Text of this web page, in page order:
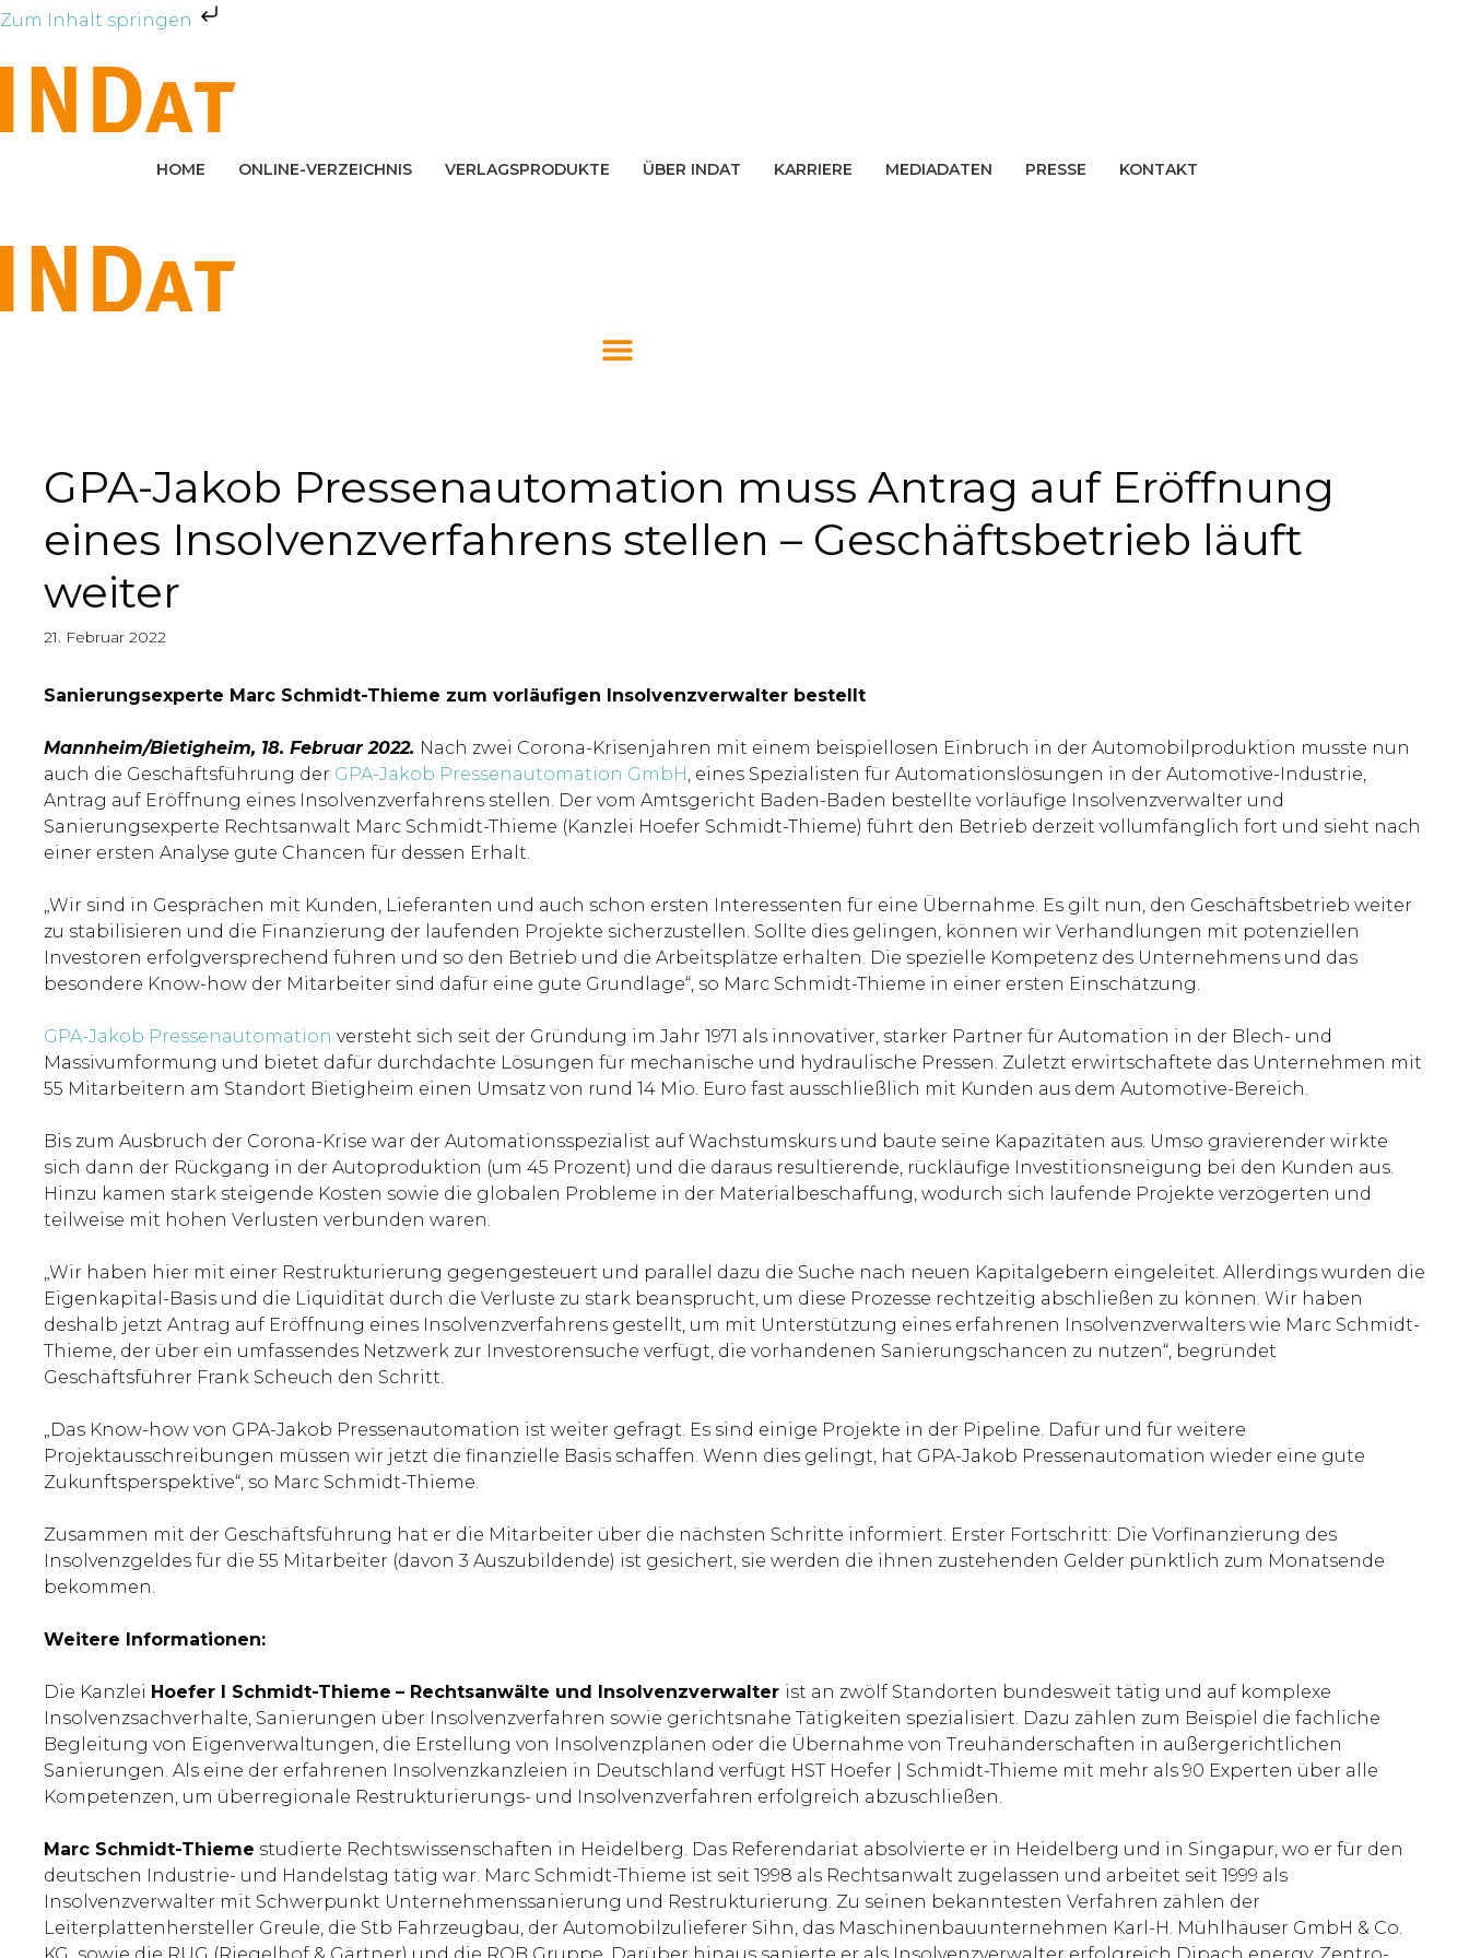
Zum Inhalt springen
Inhalt
springen
HOME ONLINE-VERZEICHNIS VERLAGSPRODUKTE ÜBER INDAT KARRIERE MEDIADATEN PRESSE KONTAKT
GPA-Jakob Pressenautomation muss Antrag auf Eröffnung
eines Insolvenzverfahrens stellen – Geschäftsbetrieb läuft
weiter
21. Februar 2022
Sanierungsexperte Marc Schmidt-Thieme zum vorläufigen Insolvenzverwalter bestellt
Mannheim/Bietigheim, 18. Februar 2022. Nach zwei Corona-Krisenjahren mit einem beispiellosen Einbruch in der Automobilproduktion musste nun
auch die Geschäftsführung der GPA-Jakob Pressenautomation GmbH , eines Spezialisten für Automationslösungen in der Automotive-Industrie,
Antrag auf Eröffnung eines Insolvenzverfahrens stellen. Der vom Amtsgericht Baden-Baden bestellte vorläufige Insolvenzverwalter und
Sanierungsexperte Rechtsanwalt Marc Schmidt-Thieme (Kanzlei Hoefer Schmidt-Thieme) führt den Betrieb derzeit vollumfänglich fort und sieht nach
einer ersten Analyse gute Chancen für dessen Erhalt.
„Wir sind in Gesprächen mit Kunden, Lieferanten und auch schon ersten Interessenten für eine Übernahme. Es gilt nun, den Geschäftsbetrieb weiter
zu stabilisieren und die Finanzierung der laufenden Projekte sicherzustellen. Sollte dies gelingen, können wir Verhandlungen mit potenziellen
Investoren erfolgversprechend führen und so den Betrieb und die Arbeitsplätze erhalten. Die spezielle Kompetenz des Unternehmens und das
besondere Know-how der Mitarbeiter sind dafür eine gute Grundlage“, so Marc Schmidt-Thieme in einer ersten Einschätzung.
GPA-Jakob Pressenautomation versteht sich seit der Gründung im Jahr 1971 als innovativer, starker Partner für Automation in der Blech- und
Massivumformung und bietet dafür durchdachte Lösungen für mechanische und hydraulische Pressen. Zuletzt erwirtschaftete das Unternehmen mit
55 Mitarbeitern am Standort Bietigheim einen Umsatz von rund 14 Mio. Euro fast ausschließlich mit Kunden aus dem Automotive-Bereich.
Bis zum Ausbruch der Corona-Krise war der Automationsspezialist auf Wachstumskurs und baute seine Kapazitäten aus. Umso gravierender wirkte
sich dann der Rückgang in der Autoproduktion (um 45 Prozent) und die daraus resultierende, rückläufige Investitionsneigung bei den Kunden aus.
Hinzu kamen stark steigende Kosten sowie die globalen Probleme in der Materialbeschaffung, wodurch sich laufende Projekte verzögerten und
teilweise mit hohen Verlusten verbunden waren.
„Wir haben hier mit einer Restrukturierung gegengesteuert und parallel dazu die Suche nach neuen Kapitalgebern eingeleitet. Allerdings wurden die
Eigenkapital-Basis und die Liquidität durch die Verluste zu stark beansprucht, um diese Prozesse rechtzeitig abschließen zu können. Wir haben
deshalb jetzt Antrag auf Eröffnung eines Insolvenzverfahrens gestellt, um mit Unterstützung eines erfahrenen Insolvenzverwalters wie Marc Schmidt-
Thieme, der über ein umfassendes Netzwerk zur Investorensuche verfügt, die vorhandenen Sanierungschancen zu nutzen“, begründet
Geschäftsführer Frank Scheuch den Schritt.
„Das Know-how von GPA-Jakob Pressenautomation ist weiter gefragt. Es sind einige Projekte in der Pipeline. Dafür und für weitere
Projektausschreibungen müssen wir jetzt die finanzielle Basis schaffen. Wenn dies gelingt, hat GPA-Jakob Pressenautomation wieder eine gute
Zukunftsperspektive“, so Marc Schmidt-Thieme.
Zusammen mit der Geschäftsführung hat er die Mitarbeiter über die nächsten Schritte informiert. Erster Fortschritt: Die Vorfinanzierung des
Insolvenzgeldes für die 55 Mitarbeiter (davon 3 Auszubildende) ist gesichert, sie werden die ihnen zustehenden Gelder pünktlich zum Monatsende
bekommen.
Weitere Informationen:
Die Kanzlei Hoefer I Schmidt-Thieme – Rechtsanwälte und Insolvenzverwalter ist an zwölf Standorten bundesweit tätig und auf komplexe
Insolvenzsachverhalte, Sanierungen über Insolvenzverfahren sowie gerichtsnahe Tätigkeiten spezialisiert. Dazu zählen zum Beispiel die fachliche
Begleitung von Eigenverwaltungen, die Erstellung von Insolvenzplänen oder die Übernahme von Treuhänderschaften in außergerichtlichen
Sanierungen. Als eine der erfahrenen Insolvenzkanzleien in Deutschland verfügt HST Hoefer | Schmidt-Thieme mit mehr als 90 Experten über alle
Kompetenzen, um überregionale Restrukturierungs- und Insolvenzverfahren erfolgreich abzuschließen.
Marc Schmidt-Thieme studierte Rechtswissenschaften in Heidelberg. Das Referendariat absolvierte er in Heidelberg und in Singapur, wo er für den
deutschen Industrie- und Handelstag tätig war. Marc Schmidt-Thieme ist seit 1998 als Rechtsanwalt zugelassen und arbeitet seit 1999 als
Insolvenzverwalter mit Schwerpunkt Unternehmenssanierung und Restrukturierung. Zu seinen bekanntesten Verfahren zählen der
Leiterplattenhersteller Greule, die Stb Fahrzeugbau, der Automobilzulieferer Sihn, das Maschinenbauunternehmen Karl-H. Mühlhäuser GmbH & Co.